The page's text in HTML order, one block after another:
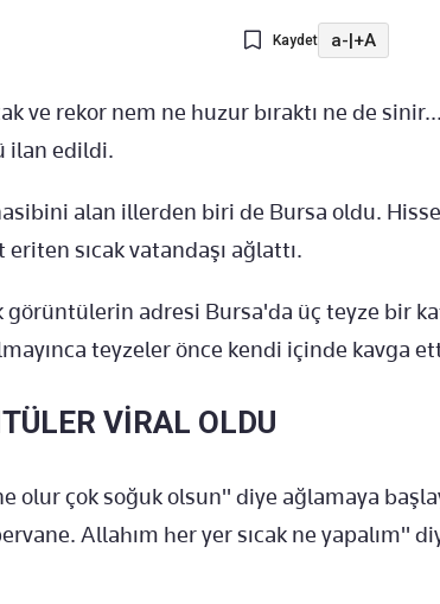
Kaydet a-|+A
ve rekor nem ne huzur bıraktı ne de
ilan edildi.
alan illerden biri de Bursa oldu.
eriten sıcak vatandaşı ağlattı.
görüntülerin adresi Bursa'da üç teyze bir
teyzeler önce kendi içinde kavga
VİRAL OLDU
olur çok soğuk olsun" diye ağlamaya
Allahım her yer sıcak ne yapalım"